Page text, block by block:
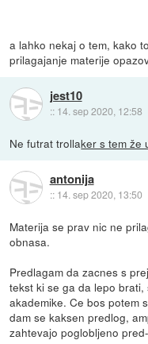
a lahko nekaj o tem, kako
prilagajanje materije
jest10
:: 14. sep 2020, 12:58
Ne futrat trollaker s tem že
antonija
:: 14. sep 2020, 13:50
Materija se prav nic ne
obnasa.
Predlagam da zacnes s
tekst ki se ga da lepo
akademike. Ce bos potem
dam se kaksen predlog,
zahtevajo poglobljeno